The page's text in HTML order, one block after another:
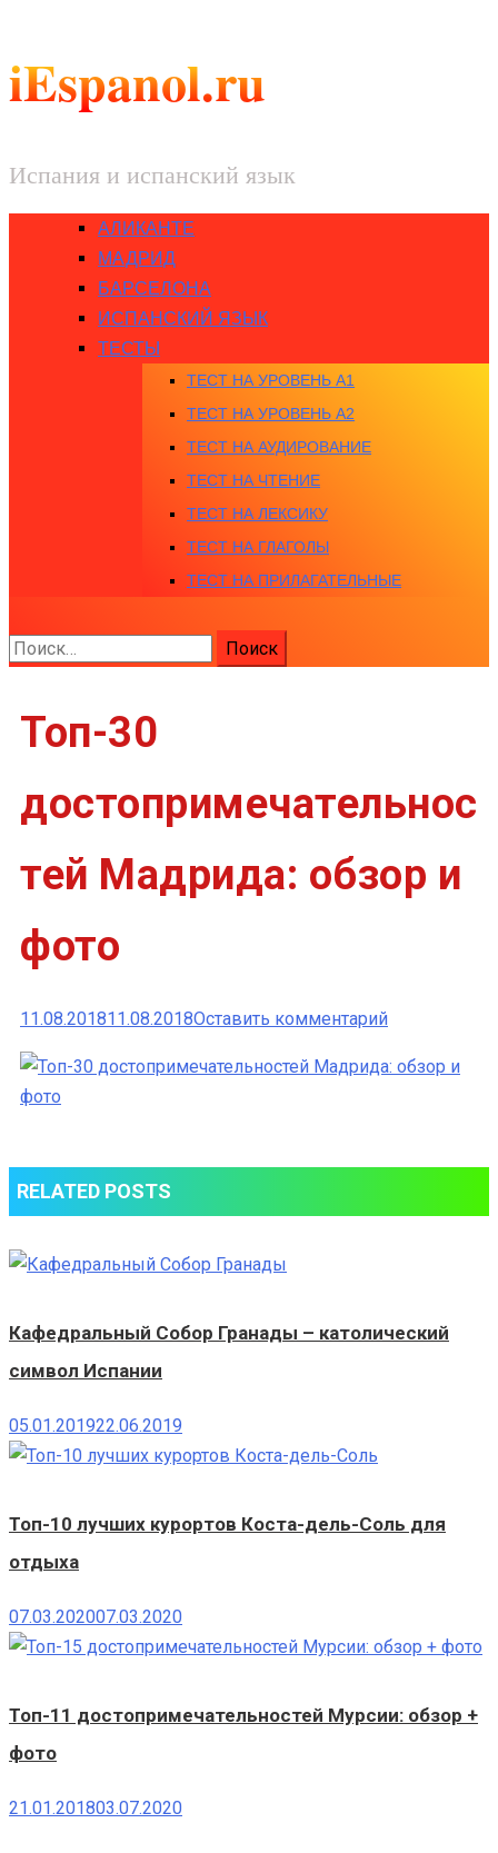
iEspanol.ru
Испания и испанский язык
АЛИКАНТЕ
МАДРИД
БАРСЕЛОНА
ИСПАНСКИЙ ЯЗЫК
ТЕСТЫ
ТЕСТ НА УРОВЕНЬ A1
ТЕСТ НА УРОВЕНЬ A2
ТЕСТ НА АУДИРОВАНИЕ
ТЕСТ НА ЧТЕНИЕ
ТЕСТ НА ЛЕКСИКУ
ТЕСТ НА ГЛАГОЛЫ
ТЕСТ НА ПРИЛАГАТЕЛЬНЫЕ
Найти:
Топ-30
достопримечательнос
тей Мадрида: обзор и
фото
11.08.201811.08.2018Оставить комментарийк
и
RELATED POSTS
Кафедральный Собор Гранады – католический
символ Испании
05.01.201922.06.2019
Топ-10 лучших курортов Коста-дель-Соль для
отдыха
07.03.202007.03.2020
Топ-11 достопримечательностей Мурсии: обзор +
фото
21.01.201803.07.2020